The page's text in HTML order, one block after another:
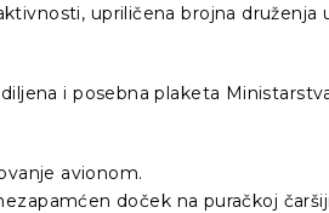
upriličena brojna druženja
i posebna plaketa
avionom.
doček na puračkoj